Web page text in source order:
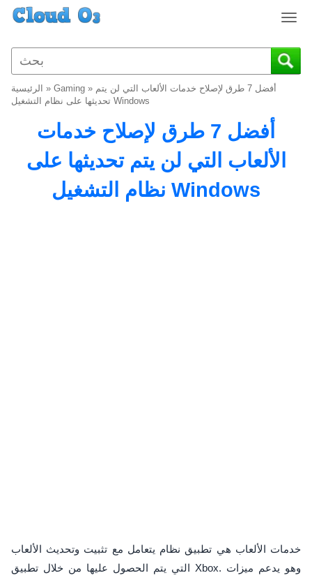
T
g
g
الرئيسية » Gaming » أفضل 7 طرق لإصلاح خدمات الألعاب التي لن يتم
تحديثها على نظام التشغيل Windows
أفضل 7 طرق لإصلاح خدمات
الألعاب التي لن يتم تحديثها على
نظام التشغيل Windows
خدمات الألعاب هي تطبيق نظام يتعامل مع تثبيت وتحديث الألعاب
التي يتم الحصول عليها من خلال تطبيق Xbox. وهو يدعم ميزات